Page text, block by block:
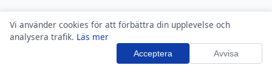
Vi använder cookies för att förbättra din upplevelse och
analysera trafik. Läs mer
Acceptera Avvisa